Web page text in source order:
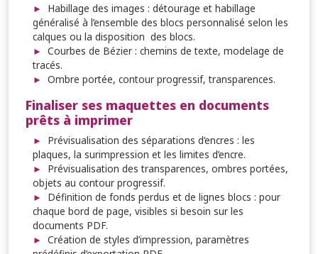
Habillage des images : détourage et habillage
généralisé à l’ensemble des blocs personnalisé selon les
calques ou la disposition des blocs.
Courbes de Bézier : chemins de texte, modelage de
tracés.
Ombre portée, contour progressif, transparences.
Finaliser ses maquettes en documents
prêts à imprimer
Prévisualisation des séparations d’encres : les
plaques, la surimpression et les limites d’encre.
Prévisualisation des transparences, ombres portées,
objets au contour progressif.
Définition de fonds perdus et de lignes blocs : pour
chaque bord de page, visibles si besoin sur les
documents PDF.
Création de styles d’impression, paramètres